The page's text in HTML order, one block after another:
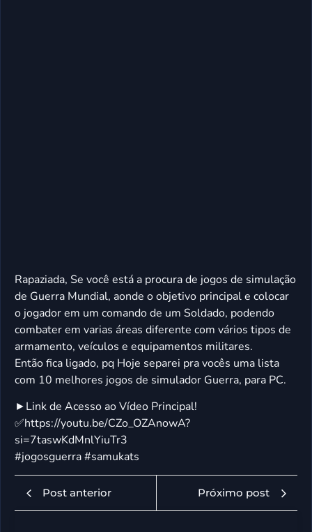
Rapaziada, Se você está a procura de jogos de simulação
de Guerra Mundial, aonde o objetivo principal e colocar
o jogador em um comando de um Soldado, podendo
combater em varias áreas diferente com vários tipos de
armamento, veículos e equipamentos militares.
Então fica ligado, pq Hoje separei pra vocês uma lista
com 10 melhores jogos de simulador Guerra, para PC.
►Link de Acesso ao Vídeo Principal!
✅https://youtu.be/CZo_OZAnowA?
si=7taswKdMnlYiuTr3
#jogosguerra #samukats
Post anterior Próximo post